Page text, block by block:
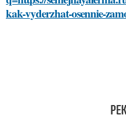
kak-vyderzhat-osennie-